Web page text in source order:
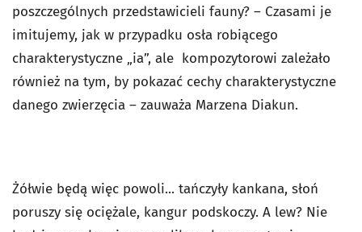
poszczególnych przedstawicieli fauny? – Czasami je
imitujemy, jak w przypadku osła robiącego
charakterystyczne „ia”, ale kompozytorowi zależało
również na tym, by pokazać cechy charakterystyczne
danego zwierzęcia – zauważa Marzena Diakun.
Żółwie będą więc powoli... tańczyły kankana, słoń
poruszy się ociężale, kangur podskoczy. A lew? Nie